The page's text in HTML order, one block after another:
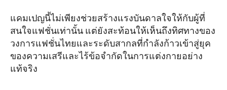
แคมเปญนี้ไม่เพียงช่วยสร้างแรงบันดาลใจให้กับผู้ที่
สนใจแฟชั่นเท่านั้น แต่ยังสะท้อนให้เห็นถึงทิศทางของ
วงการแฟชั่นไทยและระดับสากลที่กำลังก้าวเข้าสู่ยุค
ของความเสรีและไร้ข้อจำกัดในการแต่งกายอย่าง
แท้จริง